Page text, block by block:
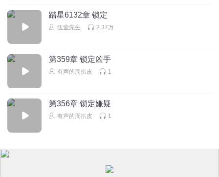
踏星6132章 锁定
伍壹先生 2.37万
第359章 锁定凶手
有声的周扒皮 1
第356章 锁定嫌疑
有声的周扒皮 1